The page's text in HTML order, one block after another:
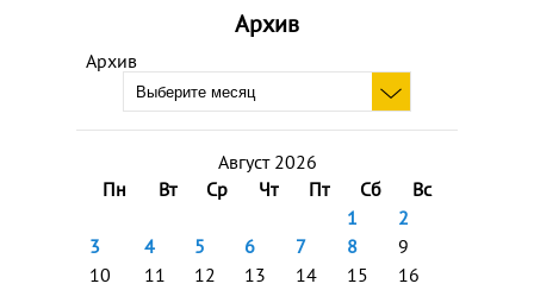
Архив
Архив
Август 2026
Пн
Вт Ср Чт Пт Сб
Вс
1
2
3
4 5 6 7 8
9
10
11 12 13 14 15
16